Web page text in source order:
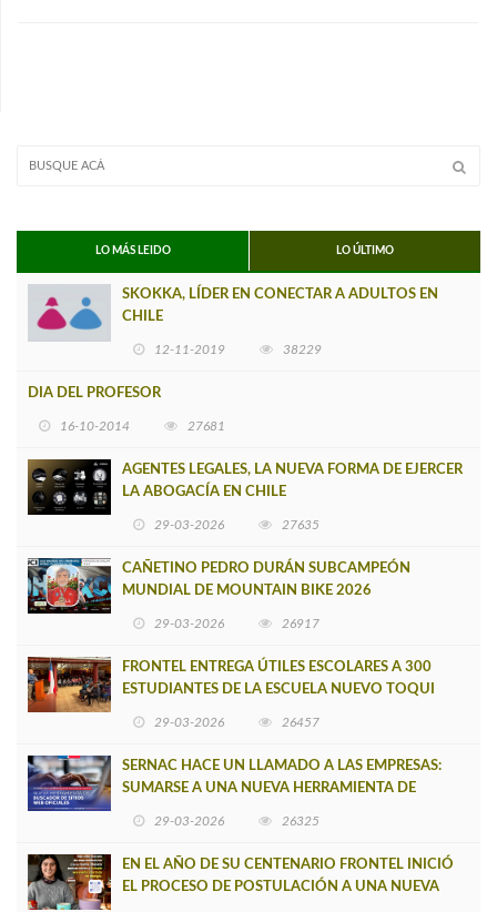
LO MÁS LEIDO LO ÚLTIMO
SKOKKA, LÍDER EN CONECTAR A ADULTOS EN
CHILE
12-11-2019 38229
DIA DEL PROFESOR
16-10-2014 27681
AGENTES LEGALES, LA NUEVA FORMA DE EJERCER
LA ABOGACÍA EN CHILE
29-03-2026 27635
CAÑETINO PEDRO DURÁN SUBCAMPEÓN
MUNDIAL DE MOUNTAIN BIKE 2026
29-03-2026 26917
FRONTEL ENTREGA ÚTILES ESCOLARES A 300
ESTUDIANTES DE LA ESCUELA NUEVO TOQUI
29-03-2026 26457
SERNAC HACE UN LLAMADO A LAS EMPRESAS:
SUMARSE A UNA NUEVA HERRAMIENTA DE
29-03-2026 26325
EN EL AÑO DE SU CENTENARIO FRONTEL INICIÓ
EL PROCESO DE POSTULACIÓN A UNA NUEVA